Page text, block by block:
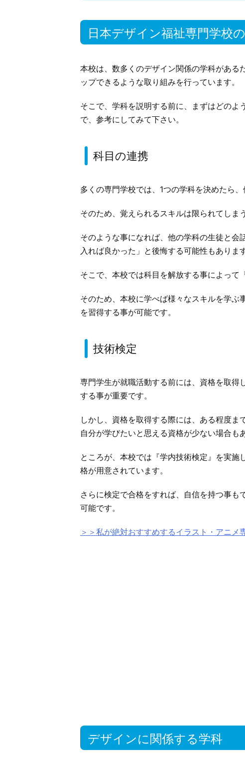
日本デザイン福祉専門学校
本校は、数多くのデザイン関係の学科がある
ップできるような取り組みを行っています。
そこで、学科を説明する前に、まずはどの
で、参考にしてみて下さい。
科目の連携
多くの専門学校では、1つの学科を決めたら
そのため、覚えられるスキルは限られてしま
そのような事になれば、他の学科の生徒と会
入れば良かった」と後悔する可能性もあります
そこで、本校では科目を解放する事によって
そのため、本校に学べば様々なスキルを学
を習得する事が可能です。
技術検定
専門学生が就職活動する前には、資格を取得
する事が重要です。
しかし、資格を取得する際には、ある程度ま
自分が学びたいと思える資格が少ない場合も
ところが、本校では『学内技術検定』を実
格が用意されています。
さらに検定で合格をすれば、自信を持つ事も
可能です。
＞＞私が絶対おすすめするイラスト・アニメ
デザインに関係する学科